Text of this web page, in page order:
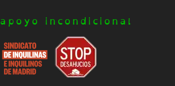
apoyo incondicional